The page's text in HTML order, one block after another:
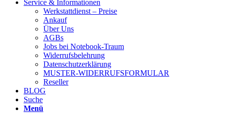
Service & Informationen
Werkstattdienst – Preise
Ankauf
Über Uns
AGBs
Jobs bei Notebook-Traum
Widerrufsbelehrung
Datenschutzerklärung
MUSTER-WIDERRUFSFORMULAR
Reseller
BLOG
Suche
Menü